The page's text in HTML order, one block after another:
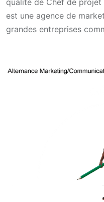
est une agence de
grandes entreprises